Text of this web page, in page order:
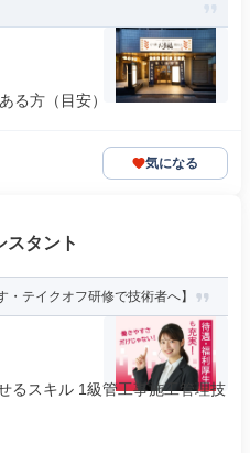
る方（目安）
気になる
スタント
テイクオフ研修で技術者へ】
るスキル 1級管工事施工管理技